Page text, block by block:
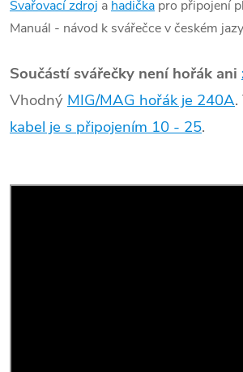
Svařovací zdroj a hadička pro připojení
Manuál - návod k svářečce v českém
Součástí svářečky není hořák ani
Vhodný MIG/MAG hořák je 240A
kabel je s připojením 10 - 25.